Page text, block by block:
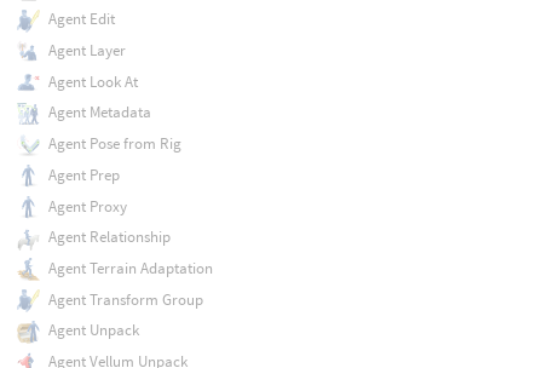
Agent Edit
Agent Layer
Agent Look At
Agent Metadata
Agent Pose from Rig
Agent Prep
Agent Proxy
Agent Relationship
Agent Terrain Adaptation
Agent Transform Group
Agent Unpack
Agent Vellum Unpack